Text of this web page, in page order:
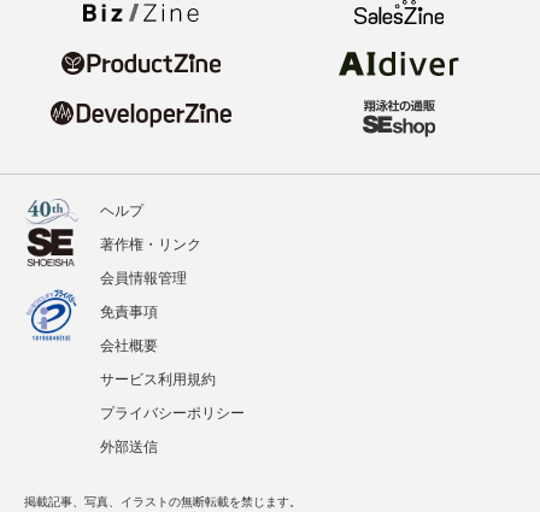
ヘルプ
著作権・リンク
会員情報管理
免責事項
会社概要
サービス利用規約
プライバシーポリシー
外部送信
掲載記事、写真、イラストの無断転載を禁じます。